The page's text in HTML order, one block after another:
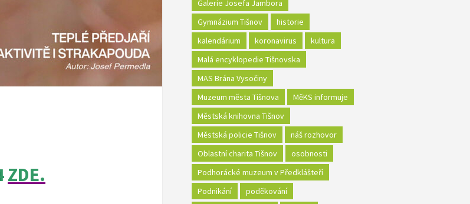
ZDE.
Galerie Josefa Jambora
Gymnázium Tišnov
historie
kalendárium
koronavirus
kultura
Malá encyklopedie Tišnovska
MAS Brána Vysočiny
Muzeum města Tišnova
MěKS informuje
Městská knihovna Tišnov
Městská policie Tišnov
náš rozhovor
Oblastní charita Tišnov
osobnosti
Podhorácké muzeum v Předklášteří
Podnikání
poděkování